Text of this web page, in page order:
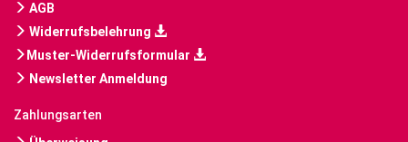
AGB
Widerrufsbelehrung
Muster-Widerrufsformular
Newsletter Anmeldung
Zahlungsarten